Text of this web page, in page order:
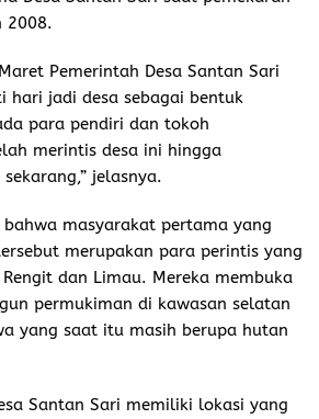
2008.
Pemerintah Desa Santan Sari
hari jadi desa sebagai bentuk
para pendiri dan tokoh
merintis desa ini hingga
jelasnya.
masyarakat pertama yang
merupakan para perintis yang
dan Limau. Mereka membuka
permukiman di kawasan selatan
yang saat itu masih berupa hutan
Santan Sari memiliki lokasi yang